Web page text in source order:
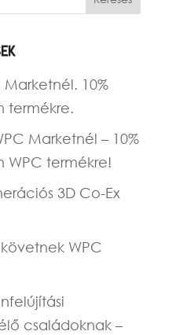
10%
termékre.
Marketnél – 10%
WPC termékre!
3D Co-Ex
WPC
családoknak –